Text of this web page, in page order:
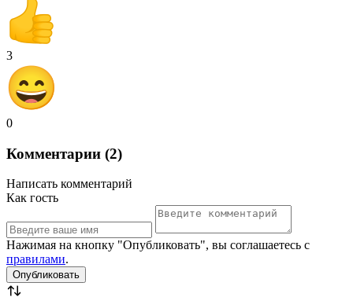
3
0
Комментарии (2)
Написать комментарий
Как гость
Нажимая на кнопку "Опубликовать", вы соглашаетесь с
правилами.